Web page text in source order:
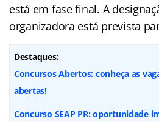
está em fase final. A
organizadora está prevista
Destaques:
Concursos Abertos: conheça as
abertas!
Concurso SEAP PR: oportunidade